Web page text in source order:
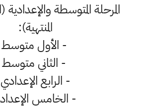
المرحلة المتوسطة
المنتهية):
- الأول متوسط
- الثاني متوسط
- الرابع الإعدادي
- الخامس